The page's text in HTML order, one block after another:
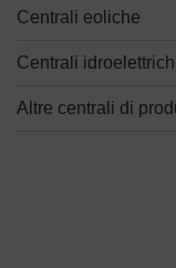
Centrali eoliche
Centrali
Altre centrali di